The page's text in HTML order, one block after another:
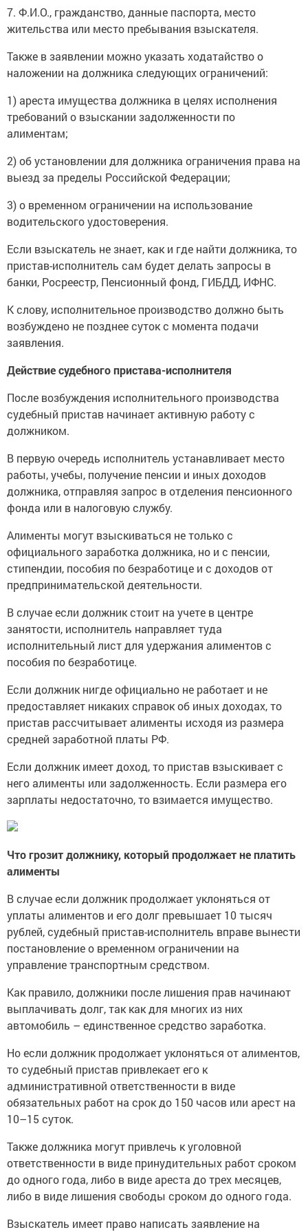
7. Ф.И.О., гражданство, данные паспорта, место
жительства или место пребывания взыскателя.
Также в заявлении можно указать ходатайство о
наложении на должника следующих ограничений:
1) ареста имущества должника в целях исполнения
требований о взыскании задолженности по
алиментам;
2) об установлении для должника ограничения права на
выезд за пределы Российской Федерации;
3) о временном ограничении на использование
водительского удостоверения.
Если взыскатель не знает, как и где найти должника, то
пристав-исполнитель сам будет делать запросы в
банки, Росреестр, Пенсионный фонд, ГИБДД, ИФНС.
К слову, исполнительное производство должно быть
возбуждено не позднее суток с момента подачи
заявления.
Действие судебного пристава-исполнителя
После возбуждения исполнительного производства
судебный пристав начинает активную работу с
должником.
В первую очередь исполнитель устанавливает место
работы, учебы, получение пенсии и иных доходов
должника, отправляя запрос в отделения пенсионного
фонда или в налоговую службу.
Алименты могут взыскиваться не только с
официального заработка должника, но и с пенсии,
стипендии, пособия по безработице и с доходов от
предпринимательской деятельности.
В случае если должник стоит на учете в центре
занятости, исполнитель направляет туда
исполнительный лист для удержания алиментов с
пособия по безработице.
Если должник нигде официально не работает и не
предоставляет никаких справок об иных доходах, то
пристав рассчитывает алименты исходя из размера
средней заработной платы РФ.
Если должник имеет доход, то пристав взыскивает с
него алименты или задолженность. Если размера его
зарплаты недостаточно, то взимается имущество.
Что грозит должнику, который продолжает не платить
алименты
В случае если должник продолжает уклоняться от
уплаты алиментов и его долг превышает 10 тысяч
рублей, судебный пристав-исполнитель вправе вынести
постановление о временном ограничении на
управление транспортным средством.
Как правило, должники после лишения прав начинают
выплачивать долг, так как для многих из них
автомобиль – единственное средство заработка.
Но если должник продолжает уклоняться от алиментов,
то судебный пристав привлекает его к
административной ответственности в виде
обязательных работ на срок до 150 часов или арест на
10–15 суток.
Также должника могут привлечь к уголовной
ответственности в виде принудительных работ сроком
до одного года, либо в виде ареста до трех месяцев,
либо в виде лишения свободы сроком до одного года.
Взыскатель имеет право написать заявление на